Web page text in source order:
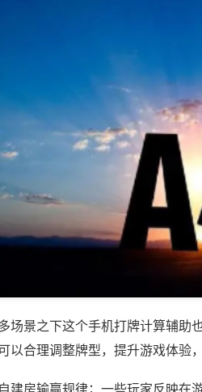
场景之下这个手机打牌计算辅助
以合理调整牌型，提升游戏体验
建房输赢规律；一些玩家反映在